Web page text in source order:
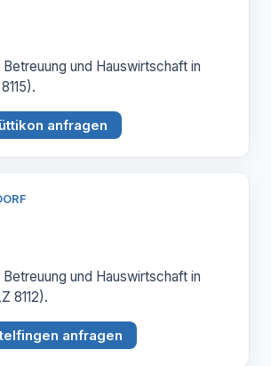
und Hauswirtschaft in
anfragen
und Hauswirtschaft in
8112).
anfragen